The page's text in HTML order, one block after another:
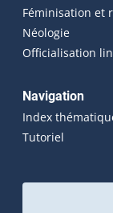
Féminisation et
Néologie
Officialisation
Navigation
Index
Tutoriel